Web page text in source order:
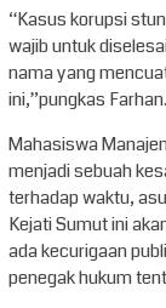
“Kasus korupsi
wajib untuk
nama yang
ini,”pungkas Farhan.
Mahasiswa
menjadi sebuah
terhadap waktu,
Kejati Sumut ini
ada kecurigaan
penegak hukum